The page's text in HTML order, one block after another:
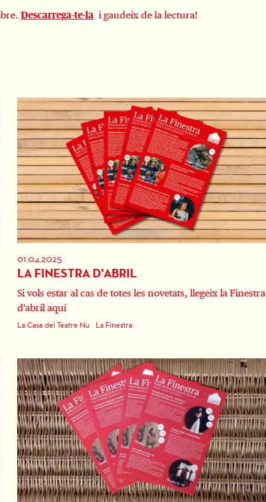
Descarrega-te-la i gaudeix de la lectura!
01.04.2025
LA FINESTRA D'ABRIL
Si vols estar al cas de totes les novetats, llegeix la Finestra
d'abril aquí
La Casa del Teatre Nu La Finestra